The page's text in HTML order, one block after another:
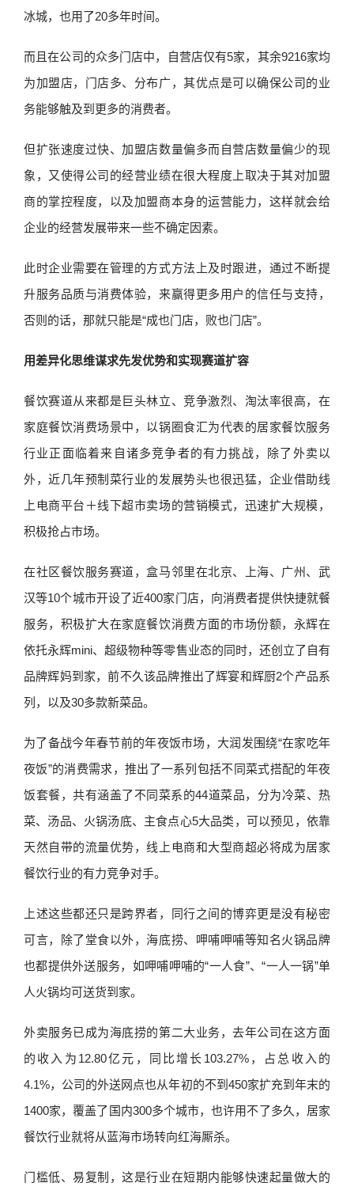
冰城，也用了20多年时间。
而且在公司的众多门店中，自营店仅有5家，其余9216家均
为加盟店，门店多、分布广，其优点是可以确保公司的业
务能够触及到更多的消费者。
但扩张速度过快、加盟店数量偏多而自营店数量偏少的现
象，又使得公司的经营业绩在很大程度上取决于其对加盟
商的掌控程度，以及加盟商本身的运营能力，这样就会给
企业的经营发展带来一些不确定因素。
此时企业需要在管理的方式方法上及时跟进，通过不断提
升服务品质与消费体验，来赢得更多用户的信任与支持，
否则的话，那就只能是“成也门店，败也门店”。
用差异化思维谋求先发优势和实现赛道扩容
餐饮赛道从来都是巨头林立、竞争激烈、淘汰率很高，在
家庭餐饮消费场景中，以锅圈食汇为代表的居家餐饮服务
行业正面临着来自诸多竞争者的有力挑战，除了外卖以
外，近几年预制菜行业的发展势头也很迅猛，企业借助线
上电商平台＋线下超市卖场的营销模式，迅速扩大规模，
积极抢占市场。
在社区餐饮服务赛道，盒马邻里在北京、上海、广州、武
汉等10个城市开设了近400家门店，向消费者提供快捷就餐
服务，积极扩大在家庭餐饮消费方面的市场份额，永辉在
依托永辉mini、超级物种等零售业态的同时，还创立了自有
品牌辉妈到家，前不久该品牌推出了辉宴和辉厨2个产品系
列，以及30多款新菜品。
为了备战今年春节前的年夜饭市场，大润发围绕“在家吃年
夜饭”的消费需求，推出了一系列包括不同菜式搭配的年夜
饭套餐，共有涵盖了不同菜系的44道菜品，分为冷菜、热
菜、汤品、火锅汤底、主食点心5大品类，可以预见，依靠
天然自带的流量优势，线上电商和大型商超必将成为居家
餐饮行业的有力竞争对手。
上述这些都还只是跨界者，同行之间的博弈更是没有秘密
可言，除了堂食以外，海底捞、呷哺呷哺等知名火锅品牌
也都提供外送服务，如呷哺呷哺的“一人食”、“一人一锅”单
人火锅均可送货到家。
外卖服务已成为海底捞的第二大业务，去年公司在这方面
的收入为12.80亿元，同比增长103.27%，占总收入的
4.1%，公司的外送网点也从年初的不到450家扩充到年末的
1400家，覆盖了国内300多个城市，也许用不了多久，居家
餐饮行业就将从蓝海市场转向红海厮杀。
门槛低、易复制，这是行业在短期内能够快速起量做大的